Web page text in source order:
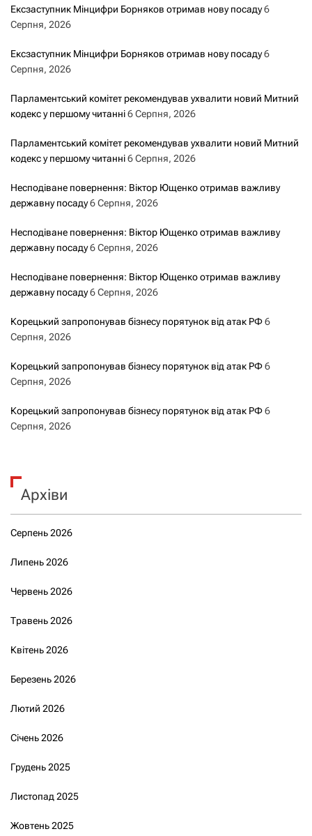
Ексзаступник Мінцифри Борняков отримав нову посаду6
Серпня, 2026
Ексзаступник Мінцифри Борняков отримав нову посаду6
Серпня, 2026
Парламентський комітет рекомендував ухвалити новий Митний
кодекс у першому читанні6 Серпня, 2026
Парламентський комітет рекомендував ухвалити новий Митний
кодекс у першому читанні6 Серпня, 2026
Несподіване повернення: Віктор Ющенко отримав важливу
державну посаду6 Серпня, 2026
Несподіване повернення: Віктор Ющенко отримав важливу
державну посаду6 Серпня, 2026
Несподіване повернення: Віктор Ющенко отримав важливу
державну посаду6 Серпня, 2026
Корецький запропонував бізнесу порятунок від атак РФ6
Серпня, 2026
Корецький запропонував бізнесу порятунок від атак РФ6
Серпня, 2026
Корецький запропонував бізнесу порятунок від атак РФ6
Серпня, 2026
Архіви
Серпень 2026
Липень 2026
Червень 2026
Травень 2026
Квітень 2026
Березень 2026
Лютий 2026
Січень 2026
Грудень 2025
Листопад 2025
Жовтень 2025